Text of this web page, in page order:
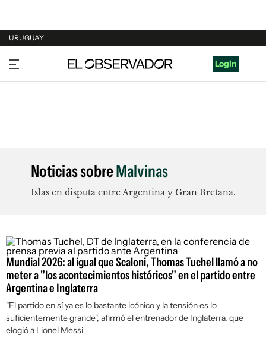
URUGUAY
URUGUAY
ARGENTINA
Login
Noticias sobreMalvinas
Islas en disputa entre Argentina y Gran Bretaña.
Mundial 2026: al igual que Scaloni, Thomas Tuchel llamó a no
meter a "los acontecimientos históricos" en el partido entre
Argentina e Inglaterra
"El partido en sí ya es lo bastante icónico y la tensión es lo
suficientemente grande", afirmó el entrenador de Inglaterra, que
elogió a Lionel Messi